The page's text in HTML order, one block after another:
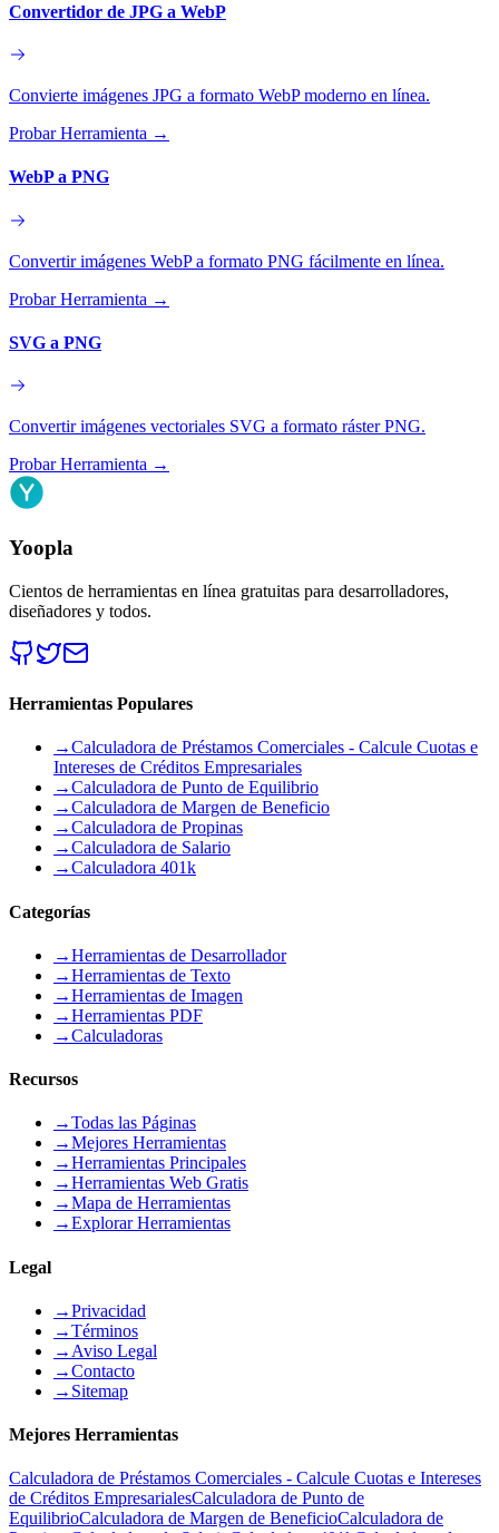
Convertidor de JPG a WebP
Convierte imágenes JPG a formato WebP moderno en línea.
Probar Herramienta →
WebP a PNG
Convertir imágenes WebP a formato PNG fácilmente en línea.
Probar Herramienta →
SVG a PNG
Convertir imágenes vectoriales SVG a formato ráster PNG.
Probar Herramienta →
Yoopla
Cientos de herramientas en línea gratuitas para desarrolladores,
diseñadores y todos.
Herramientas Populares
→Calculadora de Préstamos Comerciales - Calcule Cuotas e
Intereses de Créditos Empresariales
→Calculadora de Punto de Equilibrio
→Calculadora de Margen de Beneficio
→Calculadora de Propinas
→Calculadora de Salario
→Calculadora 401k
Categorías
→Herramientas de Desarrollador
→Herramientas de Texto
→Herramientas de Imagen
→Herramientas PDF
→Calculadoras
Recursos
→Todas las Páginas
→Mejores Herramientas
→Herramientas Principales
→Herramientas Web Gratis
→Mapa de Herramientas
→Explorar Herramientas
Legal
→Privacidad
→Términos
→ Aviso Legal
→Contacto
→ Sitemap
Mejores Herramientas
Calculadora de Préstamos Comerciales - Calcule Cuotas e Intereses
de Créditos EmpresarialesCalculadora de Punto de
EquilibrioCalculadora de Margen de BeneficioCalculadora de